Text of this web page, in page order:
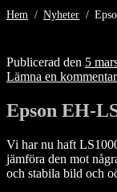
Hem / Nyheter /
Publicerad den 5
Lämna en kommentar
Epson EH-
Vi har nu haft
jämföra den mot
och stabila bild och